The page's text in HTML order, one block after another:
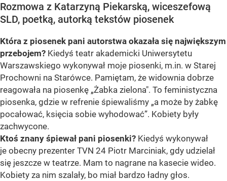
Rozmowa z Katarzyną Piekarską, wiceszefową
SLD, poetką, autorką tekstów piosenek
Która z piosenek pani autorstwa okazała się największym
przebojem? Kiedyś teatr akademicki Uniwersytetu
Warszawskiego wykonywał moje piosenki, m.in. w Starej
Prochowni na Starówce. Pamiętam, że widownia dobrze
reagowała na piosenkę „Żabka zielona". To feministyczna
piosenka, gdzie w refrenie śpiewaliśmy „a może by żabkę
pocałować, księcia sobie wyhodować”. Kobiety były
zachwycone.
Ktoś znany śpiewał pani piosenki? Kiedyś wykonywał
je obecny prezenter TVN 24 Piotr Marciniak, gdy udzielał
się jeszcze w teatrze. Mam to nagrane na kasecie wideo.
Kobiety za nim szalały, bo miał bardzo ładny głos.